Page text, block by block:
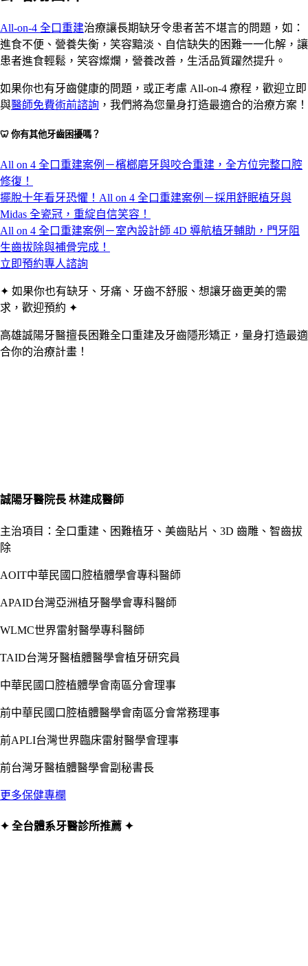
All-on-4 全口重建治療讓長期缺牙令患者苦不堪言的問題，如：
進食不便、營養失衡，笑容黯淡、自信缺失的困難一一化解，讓
患者進食輕鬆，笑容燦爛，營養改善，生活品質躍然提升。
如果你也有牙齒健康的問題，或正考慮 All-on-4 療程，歡迎立即
與醫師免費術前諮詢 ，我們將為您量身打造最適合的治療方案！
🦷 你有其他牙齒困擾嗎？
All on 4 全口重建案例－檳榔磨牙與咬合重建，全方位完整口腔
修復！
擺脫十年看牙恐懼！All on 4 全口重建案例－採用舒眠植牙與
Midas 全瓷冠，重綻自信笑容！
All on 4 全口重建案例－室內設計師 4D 導航植牙輔助，門牙阻
生齒拔除與補骨完成！
立即預約專人諮詢
✦ 如果你也有缺牙、牙痛、牙齒不舒服、想讓牙齒更美的需
求，歡迎預約 ✦
高雄誠陽牙醫擅長困難全口重建及牙齒隱形矯正，量身打造最適
合你的治療計畫！
誠陽牙醫院長 林建成醫師
主治項目：全口重建、困難植牙、美齒貼片、3D 齒雕、智齒拔
除
AOIT中華民國口腔植體學會專科醫師
APAID台灣亞洲植牙醫學會專科醫師
WLMC世界雷射醫學專科醫師
TAID台灣牙醫植體醫學會植牙研究員
中華民國口腔植體學會南區分會理事
前中華民國口腔植體醫學會南區分會常務理事
前APLI台灣世界臨床雷射醫學會理事
前台灣牙醫植體醫學會副秘書長
更多保健專欄
✦ 全台體系牙醫診所推薦 ✦